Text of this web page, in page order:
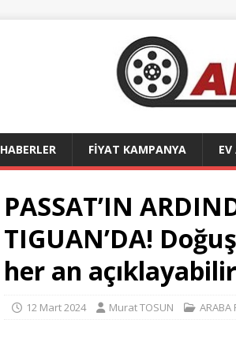
HABERLER FİYAT KAMPANYA EV
PASSAT’IN
TIGUAN’DA!
her an
12 Mart 2024 Murat TOSUN ARABA